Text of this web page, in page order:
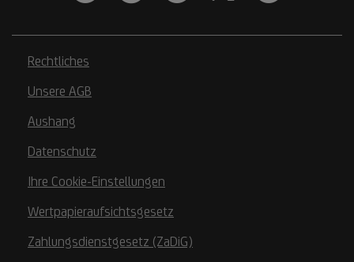
Rechtliches
Unsere AGB
Aushang
Datenschutz
Ihre Cookie-Einstellungen
Wertpapieraufsichtsgesetz
Zahlungsdienstgesetz (ZaDiG)